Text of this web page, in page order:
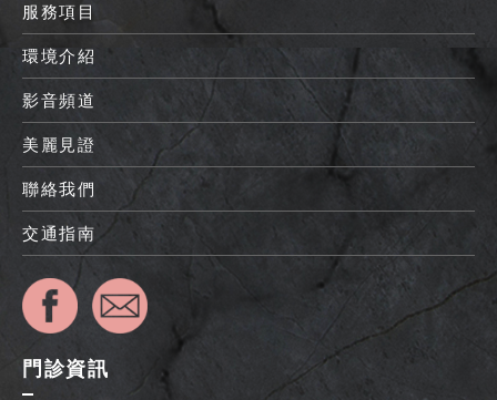
服務項目
環境介紹
影音頻道
美麗見證
聯絡我們
交通指南
門診資訊